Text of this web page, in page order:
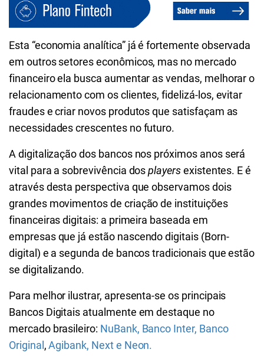
Esta “economia analítica” já é fortemente observada
em outros setores econômicos, mas no mercado
financeiro ela busca aumentar as vendas, melhorar o
relacionamento com os clientes, fidelizá-los, evitar
fraudes e criar novos produtos que satisfaçam as
necessidades crescentes no futuro.
A digitalização dos bancos nos próximos anos será
vital para a sobrevivência dosplayersexistentes. E é
através desta perspectiva que observamos dois
grandes movimentos de criação de instituições
financeiras digitais: a primeira baseada em
empresas que já estão nascendo digitais (Born-
digital) e a segunda de bancos tradicionais que estão
se digitalizando.
Para melhor ilustrar, apresenta-se os principais
Bancos Digitais atualmente em destaque no
mercado brasileiro: NuBank, Banco Inter, Banco
Original ,Agibank, Next e Neon.